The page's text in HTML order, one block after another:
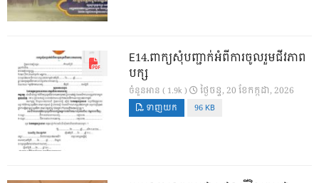
E14.ពាក្យសុំបញ្ជាក់អំពីការចូលរួមជីវភាព
បក្ស
ចំនួនអាន ( 1.9k ) ថ្ងៃ​ចន្ទ, 20 ខែ​កក្កដា, 2026
ទាញយក 96 KB